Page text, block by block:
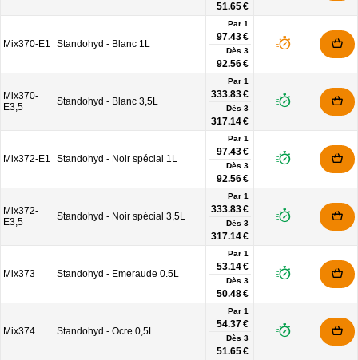
51.65 €
Mix370-E1 Standohyd - Blanc 1L
Par 1
97.43 €
Dès 3
92.56 €
Mix370-
E3,5
Standohyd - Blanc 3,5L
Par 1
333.83 €
Dès 3
317.14 €
Mix372-E1 Standohyd - Noir spécial 1L
Par 1
97.43 €
Dès 3
92.56 €
Mix372-
E3,5
Standohyd - Noir spécial 3,5L
Par 1
333.83 €
Dès 3
317.14 €
Mix373 Standohyd - Emeraude 0.5L
Par 1
53.14 €
Dès 3
50.48 €
Mix374 Standohyd - Ocre 0,5L
Par 1
54.37 €
Dès 3
51.65 €